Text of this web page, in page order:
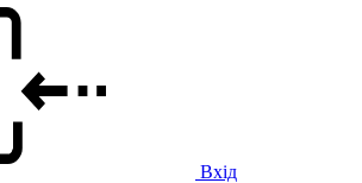
Вхід